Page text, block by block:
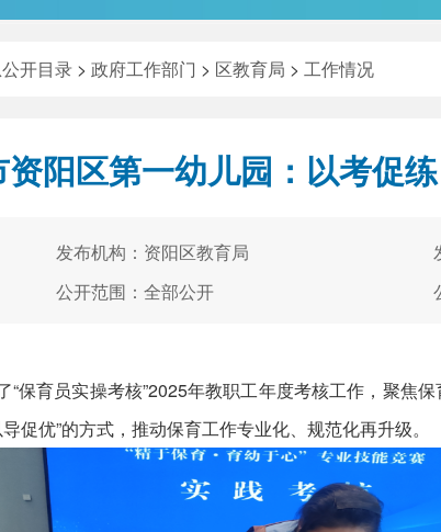
开目录 > 政府工作部门 > 区教育局 > 工作情况
阳区第一幼儿园：以考促
发布机构：资阳区教育局
公开范围：全部公开
育员实操考核”2025年教职工年度考核工作，聚焦
促优”的方式，推动保育工作专业化、规范化再升级。